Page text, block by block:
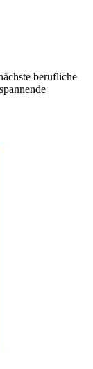
berufliche